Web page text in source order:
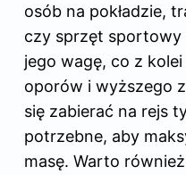
osób na pokładzie,
czy sprzęt sportowy
jego wagę, co z
oporów i wyższego
się zabierać na rejs
potrzebne, aby
masę. Warto